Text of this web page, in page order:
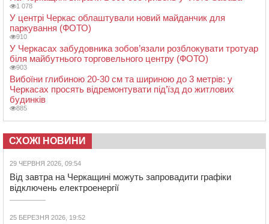
1 078
У центрі Черкас облаштували новий майданчик для
паркування (ФОТО)
910
У Черкасах забудовника зобов’язали розблокувати тротуар
біля майбутнього торговельного центру (ФОТО)
903
Вибоїни глибиною 20-30 см та шириною до 3 метрів: у
Черкасах просять відремонтувати під’їзд до житлових
будинків
885
СХОЖІ НОВИНИ
29 ЧЕРВНЯ 2026, 09:54
Від завтра на Черкащині можуть запровадити графіки
відключень електроенергії
25 БЕРЕЗНЯ 2026, 19:52